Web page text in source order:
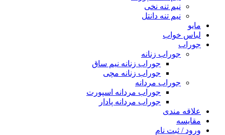
نیم تنه نخی
نیم تنه دانتل
مایو
لباس خواب
جوراب
جوراب زنانه
جوراب زنانه نیم ساق
جوراب زنانه مچی
جوراب مردانه
جوراب مردانه اسپورت
جوراب مردانه پادار
علاقه مندی
مقایسه
ورود / ثبت نام